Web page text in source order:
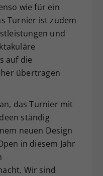
wie für ein
Turnier ist zudem
und
auf die
übertragen
das Turnier mit
ständig
neuen Design
in diesem Jahr
Wir sind